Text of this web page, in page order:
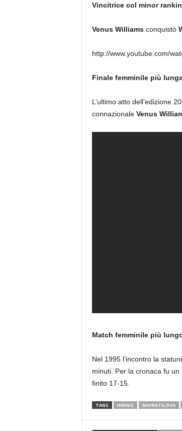
Vincitrice col minor
Venus Williamsconquistò
http://www.youtube.com/
Finale femminile più
L’ultimo atto dell’edizione
connazionale Venus
Match femminile più
Nel 1995 l’incontro la
minuti. Per la cronaca fu
finito 17-15.
TAGS HINGIS NAVRATILOVA